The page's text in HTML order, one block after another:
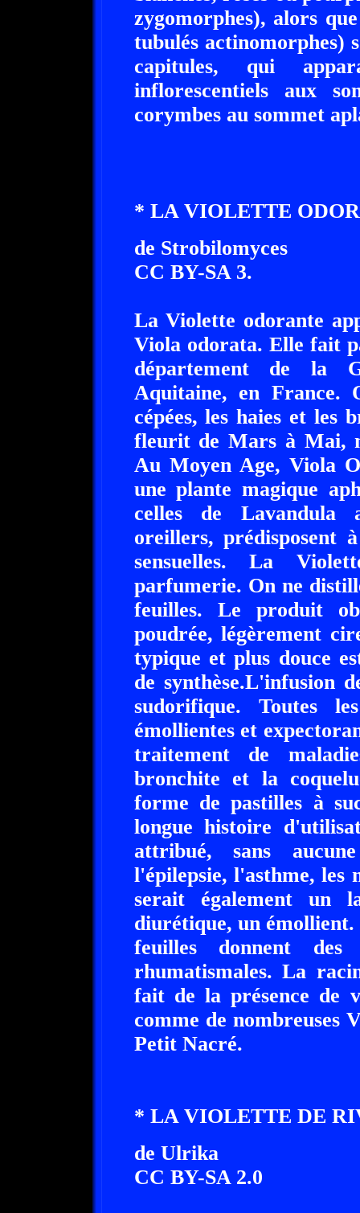
zygomorphes), alors
tubulés actinomorphes)
capitules, qui
inflorescentiels aux
corymbes au sommet
* LA VIOLETTE
de Strobilomyces
CC BY-SA 3.
La Violette odorante
Viola odorata. Elle fait
département de la
Aquitaine, en France.
cépées, les haies et les
fleurit de Mars à Mai,
Au Moyen Age, Viola
une plante magique
celles de Lavandula
oreillers, prédisposent
sensuelles. La
parfumerie. On ne
feuilles. Le produit
poudrée, légèrement
typique et plus douce
de synthèse.L'infusion
sudorifique. Toutes
émollientes et
traitement de
bronchite et la
forme de pastilles à
longue histoire
attribué, sans
l'épilepsie, l'asthme, les
serait également un
diurétique, un émollient.
feuilles donnent
rhumatismales. La
fait de la présence de
comme de nombreuses
Petit Nacré.
* LA VIOLETTE DE
de Ulrika
CC BY-SA 2.0